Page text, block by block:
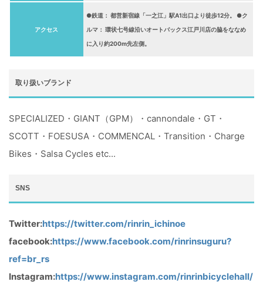
アクセス
●鉄道： 都営新宿線「一之江」駅A1出口より徒歩12分。 ●ク
ルマ： 環状七号線沿いオートバックス江戸川店の脇をななめ
に入り約200m先左側。
取り扱いブランド
SPECIALIZED・GIANT（GPM）・cannondale・GT・
SCOTT・FOESUSA・COMMENCAL・Transition・Charge
Bikes・Salsa Cycles etc...
SNS
Twitter:https://twitter.com/rinrin_ichinoe
facebook:https://www.facebook.com/rinrinsuguru?
ref=br_rs
Instagram:https://www.instagram.com/rinrinbicyclehall/